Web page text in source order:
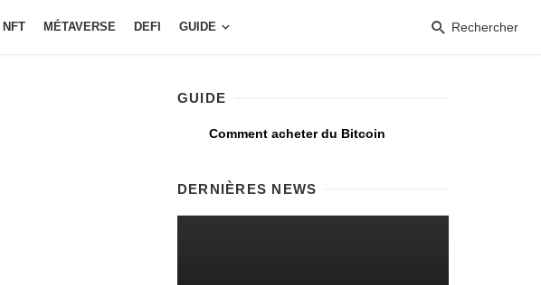
NFT MÉTAVERSE DEFI GUIDE Rechercher
GUIDE
Comment acheter du Bitcoin
DERNIÈRES NEWS